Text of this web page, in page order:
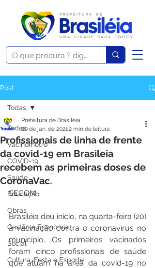
Post
Todas
Vacinômetro
COVID-19
Saúde
Educação
Obras
Gestão e Economia
Social
Cultura, Festa e Esporte
Todas
Profissionais de linha de frente
da covid-19 em Brasileia
recebem as primeiras doses de
CoronaVac.
Prefeitura de Brasiléia
20 de jan. de 20212 min de leitura
SECOM
Brasiléia deu início, na quarta-feira (20)
à vacinação contra o coronavírus no
município. Os primeiros vacinados
foram cinco profissionais de saúde
que atuam na área da covid-19 no